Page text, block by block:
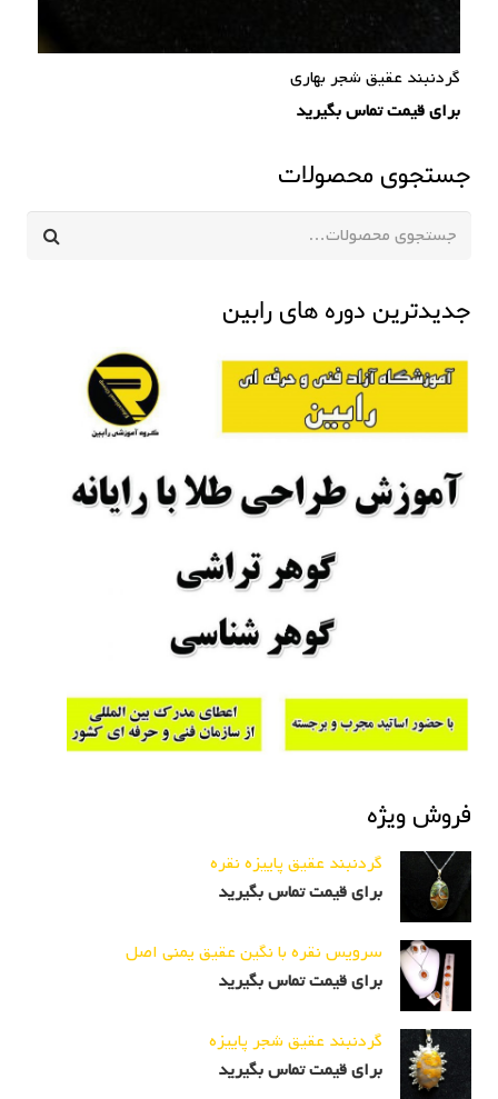
جستجوی محصولات
جدیدترین دوره های رابین
فروش ویژه
گردنبند عقیق پاییزه نقره
برای قیمت تماس بگیرید
سرویس نقره با نگین عقیق یمنی اصل
برای قیمت تماس بگیرید
گردنبند عقیق شجر پاییزه
برای قیمت تماس بگیرید
گردنبند عقیق شجر بهاری
برای قیمت تماس بگیرید